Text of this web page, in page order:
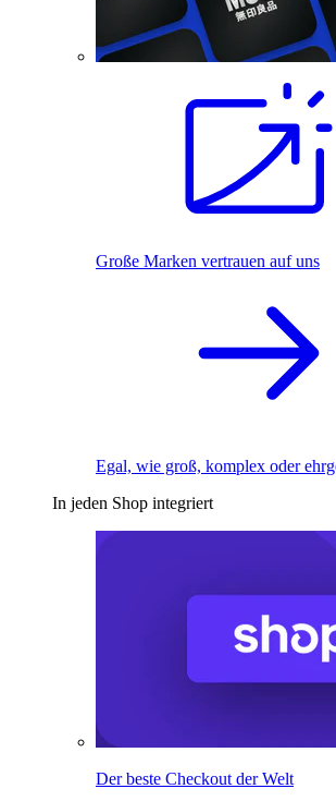
Große Marken vertrauen auf uns
Egal, wie groß, komplex oder
In jeden Shop integriert
Der beste Checkout der Welt